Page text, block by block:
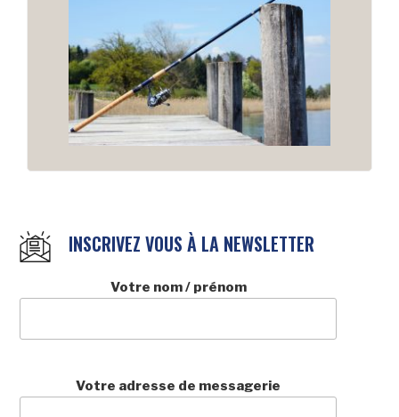
INSCRIVEZ VOUS À LA NEWSLETTER
Votre nom / prénom
Votre adresse de messagerie